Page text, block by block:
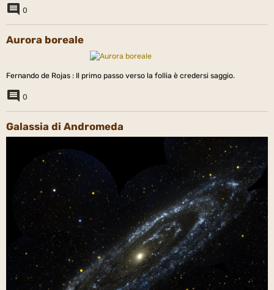
0
Aurora boreale
Fernando de Rojas : Il primo passo verso la follia è credersi saggio.
0
Galassia di Andromeda